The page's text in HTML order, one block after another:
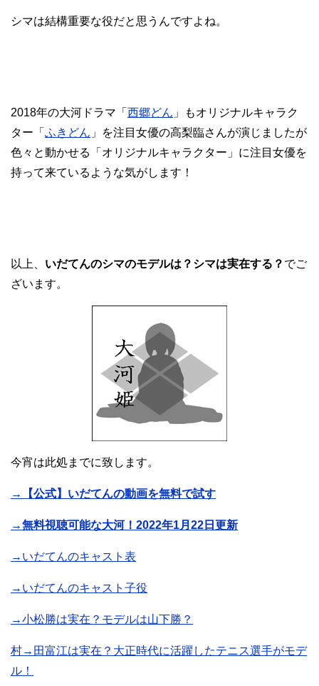
シマは結構重要な役だと思うんですよね。
2018年の大河ドラマ「 西郷どん 」もオリジナルキャラク
ター「 ふきどん 」を注目女優の高梨臨さんが演じましたが
色々と動かせる「オリジナルキャラクター」に注目女優を
持って来ているような気がします！
以上、 いだてんのシマのモデルは？シマは実在する？ でご
ざいます。
今宵は此処までに致します。
→【公式】いだてんの動画を無料で試す
→無料視聴可能な大河！2022年1月22日更新
→いだてんのキャスト表
→いだてんのキャスト子役
→小松勝は実在？モデルは山下勝？
村→田富江は実在？大正時代に活躍したテニス選手がモデ
ル！